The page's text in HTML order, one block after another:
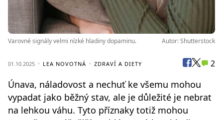
Varovné signály velmi nízké hladiny dopaminu. Autor: Shutterstock
01.10.2025 LEA NOVOTNÁ ZDRAVÍ A DIETY 2
Únava, náladovost a nechuť ke všemu mohou
vypadat jako běžný stav, ale je důležité je nebrat
na lehkou váhu. Tyto příznaky totiž mohou